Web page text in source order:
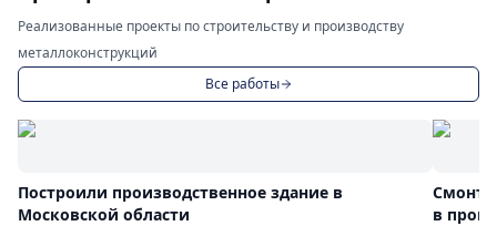
Реализованные проекты по строительству и производству
металлоконструкций
Все работы
Построили производственное здание в
Московской области
в